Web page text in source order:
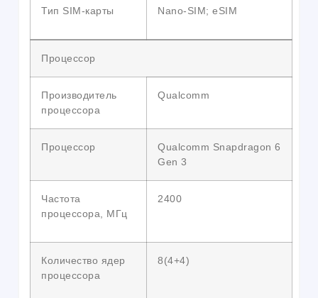
Тип SIM-карты Nano-SIM; eSIM
Процессор
Производитель
процессора
Qualcomm
Процессор
Qualcomm Snapdragon 6
Gen 3
Частота
процессора, МГц
2400
Количество ядер
процессора
8(4+4)